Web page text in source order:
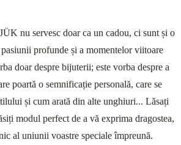
nu servesc doar ca un cadou, ci sunt și o
profunde și a momentelor viitoare
doar despre bijuterii; este vorba despre a
poartă o semnificație personală, care se
și cum arată din alte unghiuri... Lăsați
modul perfect de a vă exprima dragostea,
al uniunii voastre speciale împreună.